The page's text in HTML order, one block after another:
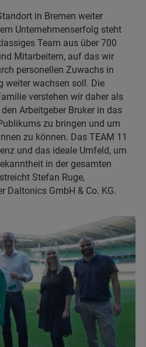
in Bremen weiter
Unternehmenserfolg steht
Team aus über 700
Mitarbeitern, auf das wir
personellen Zuwachs in
weiter wachsen soll. Die
verstehen wir daher als
Arbeitgeber Bruker in das
zu bringen und um
zu können. Das TEAM 11
und das ideale Umfeld, um
in der gesamten
Stefan Ruge,
Daltonics GmbH & Co. KG.